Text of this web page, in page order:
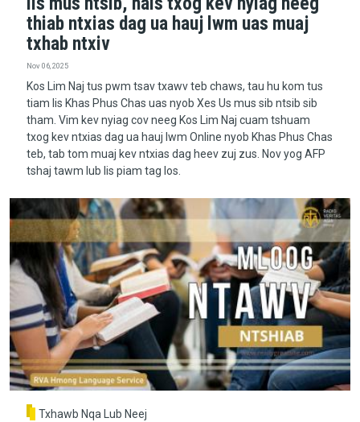
thiab ntxias dag ua hauj lwm uas muaj
txhab ntxiv
Nov 06, 2025
Kos Lim Naj tus pwm tsav txawv teb chaws, tau hu kom tus
tiam lis Khas Phus Chas uas nyob Xes Us mus sib ntsib sib
tham. Vim kev nyiag cov neeg Kos Lim Naj cuam tshuam
txog kev ntxias dag ua hauj lwm Online nyob Khas Phus Chas
teb, tab tom muaj kev ntxias dag heev zuj zus. Nov yog AFP
tshaj tawm lub lis piam tag los.
Txhawb Nqa Lub Neej